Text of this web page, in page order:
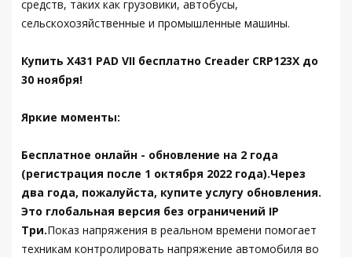
средств, таких как грузовики, автобусы,
сельскохозяйственные и промышленные машины.
Купить X431 PAD VII бесплатно Creader CRP123X до
30 ноября!
Яркие моменты:
Бесплатное онлайн - обновление на 2 года
(регистрация после 1 октября 2022 года).Через
два года, пожалуйста, купите услугу обновления.
Это глобальная версия без ограничений IP
Три.Показ напряжения в реальном времени помогает
техникам контролировать напряжение автомобиля во